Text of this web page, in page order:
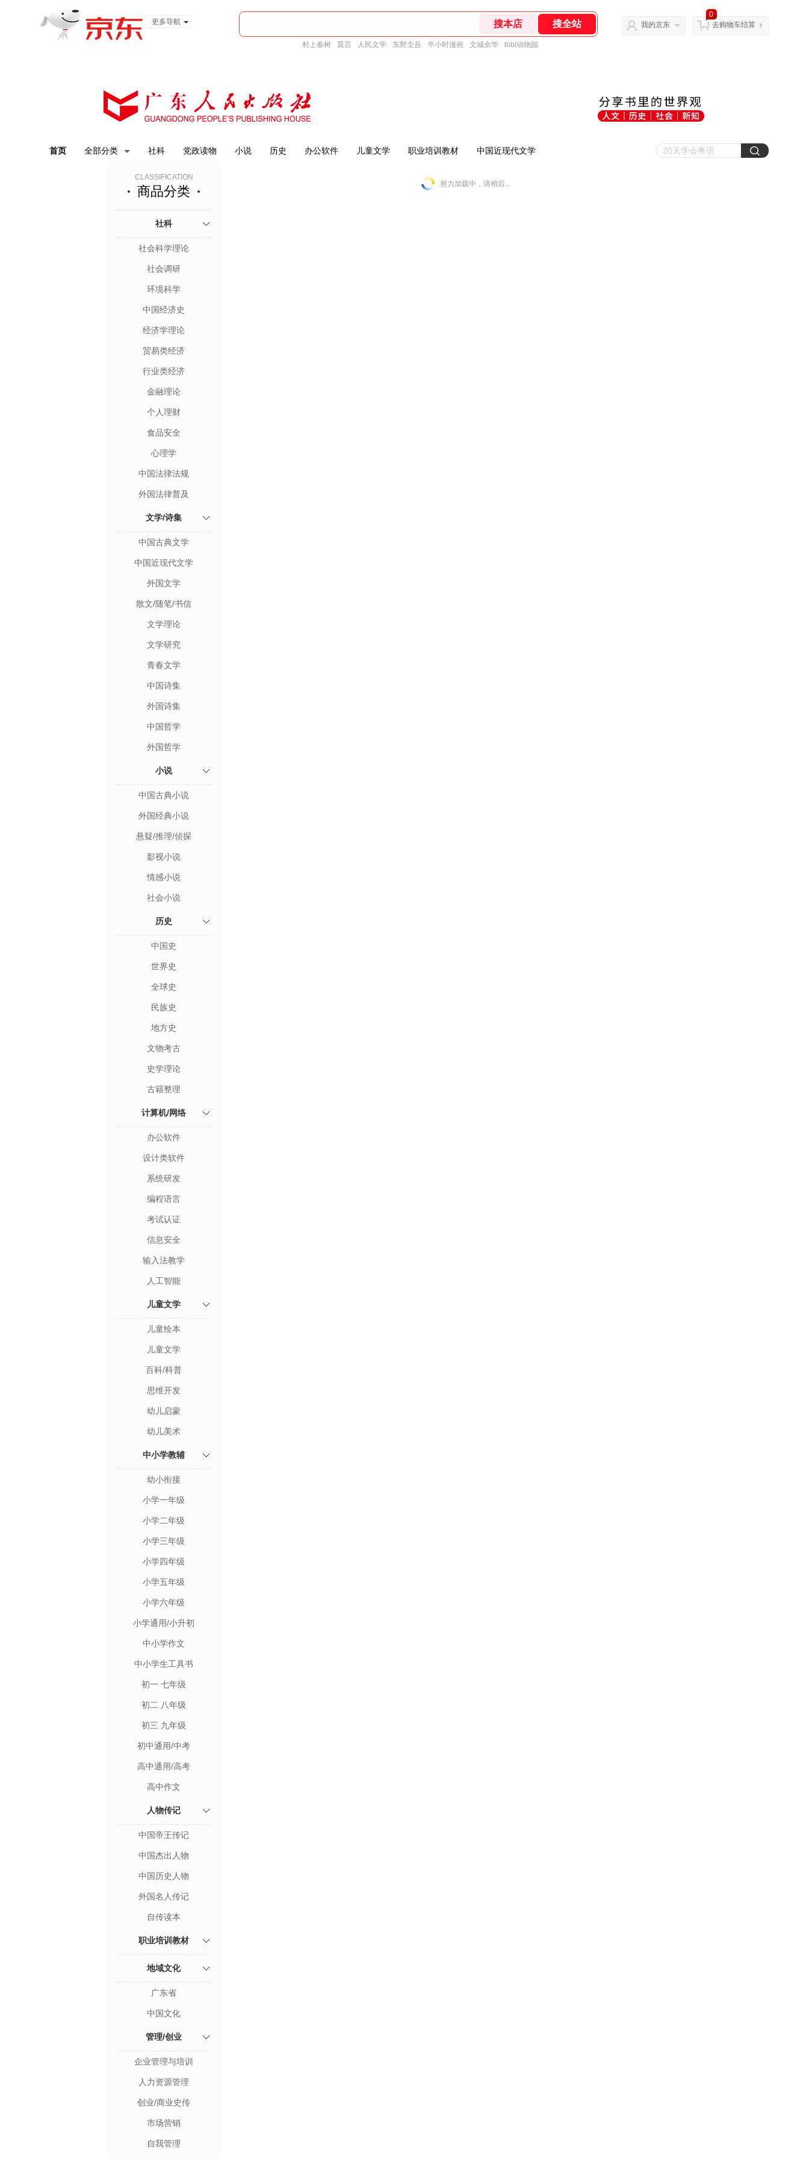
更多导航
村上春树 莫言 人民文学 东野圭吾 半小时漫画 文城余华 bibi动物园
我的京东
0
去购物车结算
首页 全部分类 社科 党政读物 小说 历史 办公软件 儿童文学 职业培训教材 中国近现代文学
CLASSIFICATION
商品分类
社科
社会科学理论
社会调研
环境科学
中国经济史
经济学理论
贸易类经济
行业类经济
金融理论
个人理财
食品安全
心理学
中国法律法规
外国法律普及
文学/诗集
中国古典文学
中国近现代文学
外国文学
散文/随笔/书信
文学理论
文学研究
青春文学
中国诗集
外国诗集
中国哲学
外国哲学
小说
中国古典小说
外国经典小说
悬疑/推理/侦探
影视小说
情感小说
社会小说
历史
中国史
世界史
全球史
民族史
地方史
文物考古
史学理论
古籍整理
计算机/网络
办公软件
设计类软件
系统研发
编程语言
考试认证
信息安全
输入法教学
人工智能
儿童文学
儿童绘本
儿童文学
百科/科普
思维开发
幼儿启蒙
幼儿美术
中小学教辅
幼小衔接
小学一年级
小学二年级
小学三年级
小学四年级
小学五年级
小学六年级
小学通用/小升初
中小学作文
中小学生工具书
初一 七年级
初二 八年级
初三 九年级
初中通用/中考
高中通用/高考
高中作文
人物传记
中国帝王传记
中国杰出人物
中国历史人物
外国名人传记
自传读本
职业培训教材
地域文化
广东省
中国文化
管理/创业
企业管理与培训
人力资源管理
创业/商业史传
市场营销
自我管理
努力加载中，请稍后...